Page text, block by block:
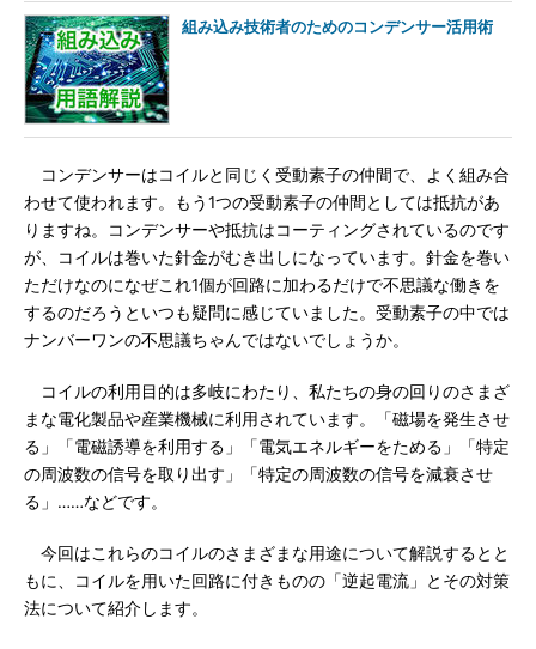
組み込み技術者のためのコンデンサー活用術
コンデンサーはコイルと同じく受動素子の仲間で、よく組み合
わせて使われます。もう1つの受動素子の仲間としては抵抗があ
りますね。コンデンサーや抵抗はコーティングされているのです
が、コイルは巻いた針金がむき出しになっています。針金を巻い
ただけなのになぜこれ1個が回路に加わるだけで不思議な働きを
するのだろうといつも疑問に感じていました。受動素子の中では
ナンバーワンの不思議ちゃんではないでしょうか。
コイルの利用目的は多岐にわたり、私たちの身の回りのさまざ
まな電化製品や産業機械に利用されています。「磁場を発生させ
る」「電磁誘導を利用する」「電気エネルギーをためる」「特定
の周波数の信号を取り出す」「特定の周波数の信号を減衰させ
る」……などです。
今回はこれらのコイルのさまざまな用途について解説するとと
もに、コイルを用いた回路に付きものの「逆起電流」とその対策
法について紹介します。